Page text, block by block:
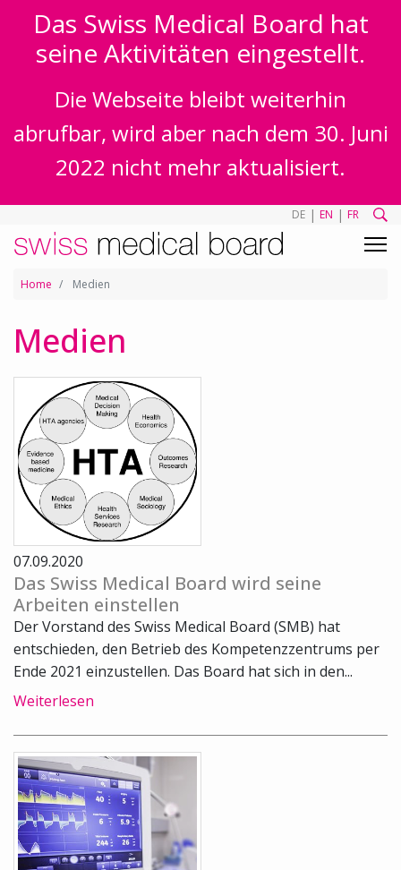
Das Swiss Medical Board hat
seine Aktivitäten eingestellt.
Die Webseite bleibt weiterhin
abrufbar, wird aber nach dem 30. Juni
2022 nicht mehr aktualisiert.
DE | EN | FR
Home Medien
Medien
07.09.2020
Das Swiss Medical Board wird seine
Arbeiten einstellen
Der Vorstand des Swiss Medical Board (SMB) hat
entschieden, den Betrieb des Kompetenzzentrums per
Ende 2021 einzustellen. Das Board hat sich in den...
Weiterlesen